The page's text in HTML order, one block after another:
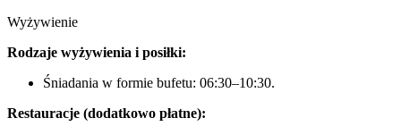
Wyżywienie
Rodzaje wyżywienia i posiłki:
Śniadania w formie bufetu: 06:30–10:30.
Restauracje (dodatkowo płatne):